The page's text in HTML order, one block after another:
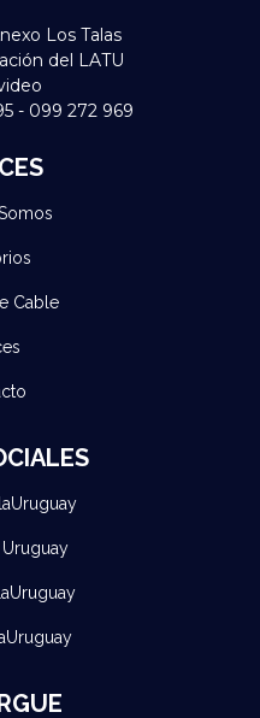
Los Talas
del LATU
- 099 272 969
Cable
Uruguay